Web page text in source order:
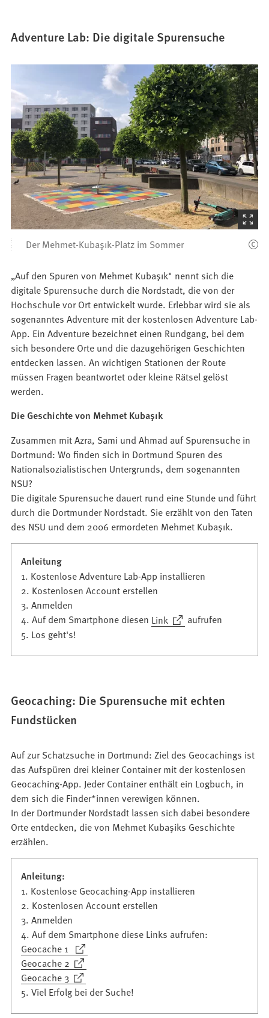
Adventure Lab: Die digitale Spurensuche
(Startet
den
Der Mehmet-Kubaşık-Platz im Sommer
„Auf den Spuren von Mehmet Kubaşık" nennt sich die
digitale Spurensuche durch die Nordstadt, die von der
Hochschule vor Ort entwickelt wurde. Erlebbar wird sie als
sogenanntes Adventure mit der kostenlosen Adventure Lab-
App. Ein Adventure bezeichnet einen Rundgang, bei dem
sich besondere Orte und die dazugehörigen Geschichten
entdecken lassen. An wichtigen Stationen der Route
müssen Fragen beantwortet oder kleine Rätsel gelöst
werden.
Die Geschichte von Mehmet Kubaşık
Zusammen mit Azra, Sami und Ahmad auf Spurensuche in
Dortmund: Wo finden sich in Dortmund Spuren des
Nationalsozialistischen Untergrunds, dem sogenannten
NSU?
Die digitale Spurensuche dauert rund eine Stunde und führt
durch die Dortmunder Nordstadt. Sie erzählt von den Taten
des NSU und dem 2006 ermordeten Mehmet Kubaşık.
Anleitung
1. Kostenlose Adventure Lab-App installieren
2. Kostenlosen Account erstellen
3. Anmelden
4. Auf dem Smartphone diesen Link
(Öffnet
aufrufen
5. Los geht's!
Geocaching: Die Spurensuche mit echten
Fundstücken
Auf zur Schatzsuche in Dortmund: Ziel des Geocachings ist
das Aufspüren drei kleiner Container mit der kostenlosen
Geocaching-App. Jeder Container enthält ein Logbuch, in
dem sich die Finder*innen verewigen können.
In der Dortmunder Nordstadt lassen sich dabei besondere
Orte entdecken, die von Mehmet Kubaşiks Geschichte
erzählen.
Anleitung:
1. Kostenlose Geocaching-App installieren
2. Kostenlosen Account erstellen
3. Anmelden
4. Auf dem Smartphone diese Links aufrufen:
Geocache 1
(Öffnet
einem
neuen
Geocache 2
(Öffnet
einem
Geocache 3
(Öffnet
5. Viel Erfolg bei der Suche!